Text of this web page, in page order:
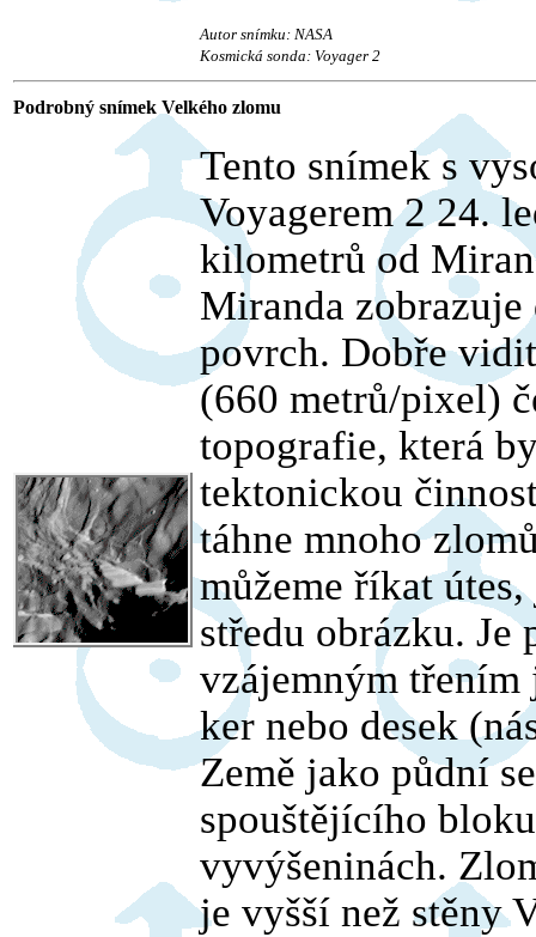
Autor snímku: NASA
Kosmická sonda: Voyager 2
Podrobný snímek Velkého zlomu
Tento snímek s
Voyagerem 2 24.
kilometrů od
Miranda
povrch. Dobře
(660 metrů/pixel)
topografie, která
tektonickou
táhne mnoho
můžeme říkat
středu obrázku. Je
vzájemným
ker nebo desek
Země jako půdní
spouštějícího
vyvýšeninách.
je vyšší než stěny